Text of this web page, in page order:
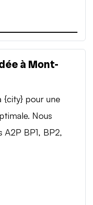
à Mont-
{city} pour une
Nous
BP1, BP2,